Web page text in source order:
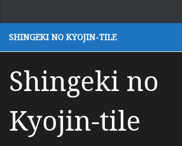
SHINGEKI NO KYOJIN-TILE
Shingeki no
Kyojin-tile